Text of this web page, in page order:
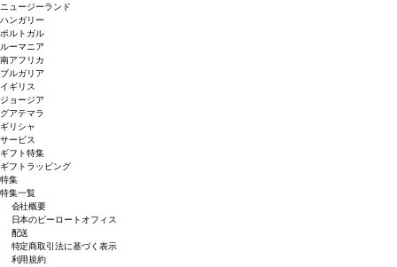
ニュージーランド
ハンガリー
ポルトガル
ルーマニア
南アフリカ
ブルガリア
イギリス
ジョージア
グアテマラ
ギリシャ
サービス
ギフト特集
ギフトラッピング
特集
特集一覧
会社概要
日本のピーロートオフィス
配送
特定商取引法に基づく表示
利用規約